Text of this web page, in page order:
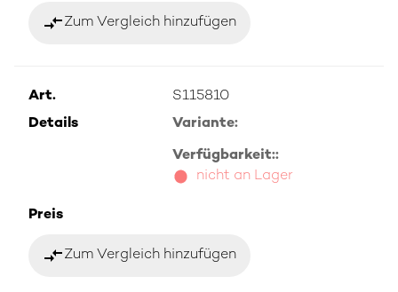
compare_arrowsZum Vergleich hinzufügen
Art.
S115810
Details
Variante:
Verfügbarkeit::
nicht an Lager
Preis
compare_arrowsZum Vergleich hinzufügen